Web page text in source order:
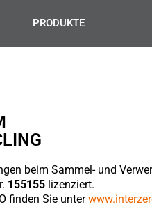
PRODUKTE
beim Sammel- und
155155 lizenziert.
finden Sie unter